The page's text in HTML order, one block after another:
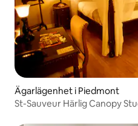
Ägarlägenhet i Piedmont
St-Sauveur Härlig Canopy